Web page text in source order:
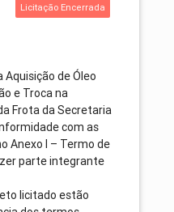
Licitação Encerrada
Aquisição de Óleo
e Troca na
Frota da Secretaria
com as
Anexo I – Termo de
parte integrante
licitado estão